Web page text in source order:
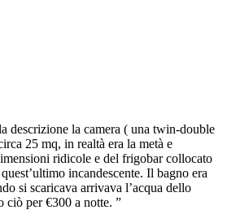
descrizione la camera ( una twin-double
25 mq, in realtà era la metà e
ridicole e del frigobar collocato
incandescente. Il bagno era
si scaricava arrivava l’acqua dello
ciò per €300 a notte. ”